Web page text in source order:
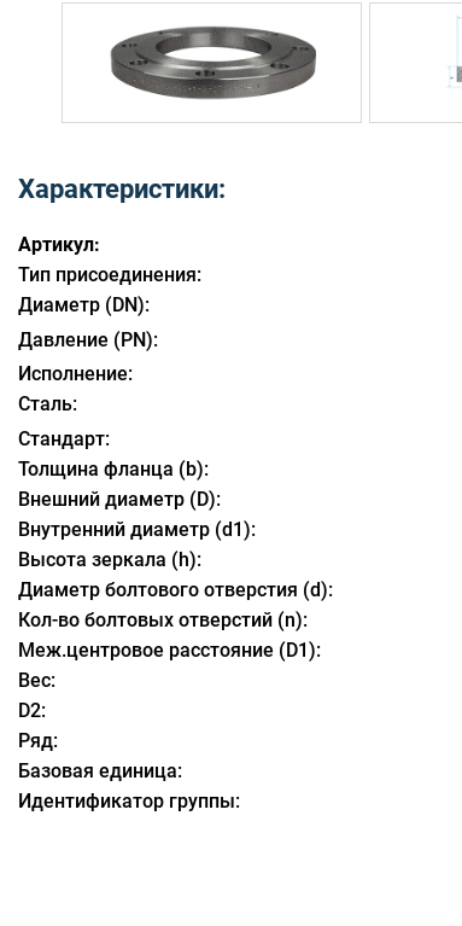
Характеристики:
Артикул:
Тип присоединения:
Диаметр (DN):
Давление (PN):
Исполнение:
Сталь:
Стандарт:
Толщина фланца (b):
Внешний диаметр (D):
Внутренний диаметр (d1):
Высота зеркала (h):
Диаметр болтового отверстия (d):
Кол-во болтовых отверстий (n):
Меж.центровое расстояние (D1):
Вес:
D2:
Ряд:
Базовая единица:
Идентификатор группы: